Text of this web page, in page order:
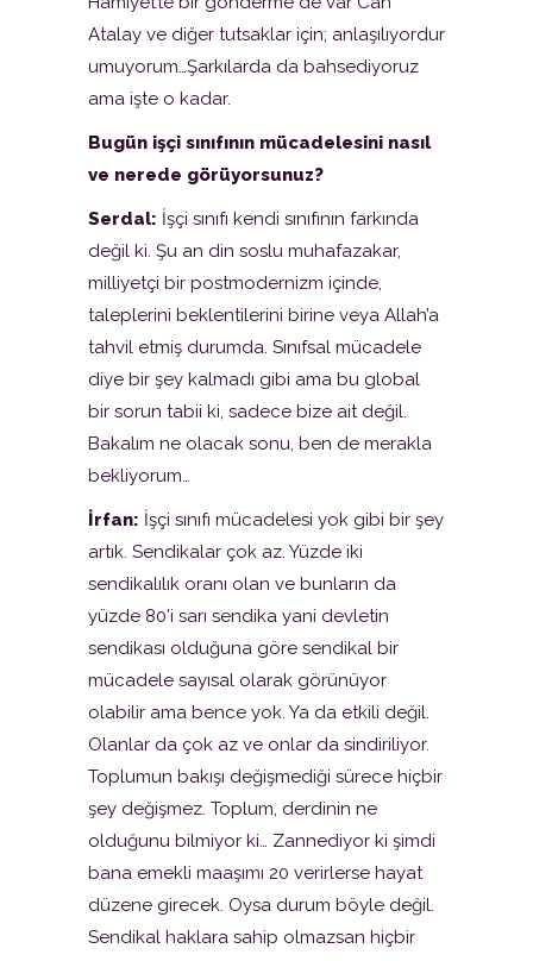
Atalay ve diğer tutsaklar için; anlaşılıyordur
umuyorum…Şarkılarda da bahsediyoruz
ama işte o kadar.
Bugün işçi sınıfının mücadelesini nasıl
ve nerede görüyorsunuz?
Serdal: İşçi sınıfı kendi sınıfının farkında
değil ki. Şu an din soslu muhafazakar,
milliyetçi bir postmodernizm içinde,
taleplerini beklentilerini birine veya Allah’a
tahvil etmiş durumda. Sınıfsal mücadele
diye bir şey kalmadı gibi ama bu global
bir sorun tabii ki, sadece bize ait değil.
Bakalım ne olacak sonu, ben de merakla
bekliyorum…
İrfan: İşçi sınıfı mücadelesi yok gibi bir şey
artık. Sendikalar çok az. Yüzde iki
sendikalılık oranı olan ve bunların da
yüzde 80’i sarı sendika yani devletin
sendikası olduğuna göre sendikal bir
mücadele sayısal olarak görünüyor
olabilir ama bence yok. Ya da etkili değil.
Olanlar da çok az ve onlar da sindiriliyor.
Toplumun bakışı değişmediği sürece hiçbir
şey değişmez. Toplum, derdinin ne
olduğunu bilmiyor ki… Zannediyor ki şimdi
bana emekli maaşımı 20 verirlerse hayat
düzene girecek. Oysa durum böyle değil.
Sendikal haklara sahip olmazsan hiçbir